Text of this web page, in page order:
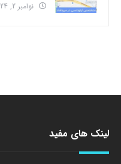
نوامبر 2, 2024
لینک های مفید